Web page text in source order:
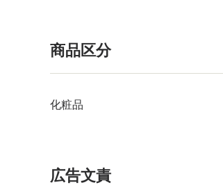
商品区分
化粧品
広告文責